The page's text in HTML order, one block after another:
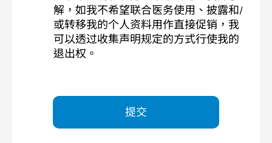
解，如我不希望联合医务使用、披露和/
或转移我的个人资料用作直接促销，我
可以透过收集声明规定的方式行使我的
退出权。
提交